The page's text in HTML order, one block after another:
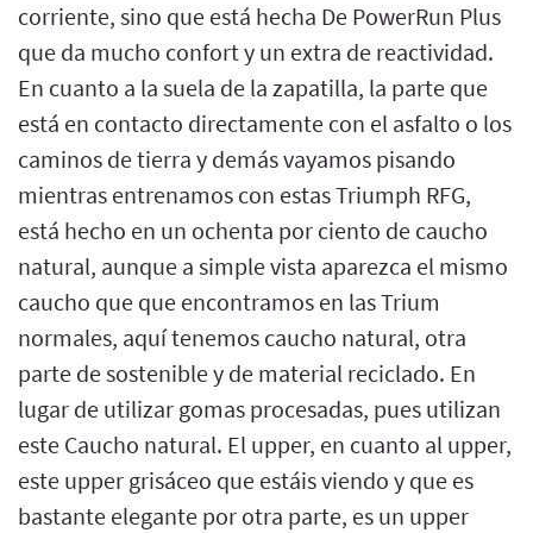
corriente, sino que está hecha De PowerRun Plus
que da mucho confort y un extra de reactividad.
En cuanto a la suela de la zapatilla, la parte que
está en contacto directamente con el asfalto o los
caminos de tierra y demás vayamos pisando
mientras entrenamos con estas Triumph RFG,
está hecho en un ochenta por ciento de caucho
natural, aunque a simple vista aparezca el mismo
caucho que que encontramos en las Trium
normales, aquí tenemos caucho natural, otra
parte de sostenible y de material reciclado. En
lugar de utilizar gomas procesadas, pues utilizan
este Caucho natural. El upper, en cuanto al upper,
este upper grisáceo que estáis viendo y que es
bastante elegante por otra parte, es un upper